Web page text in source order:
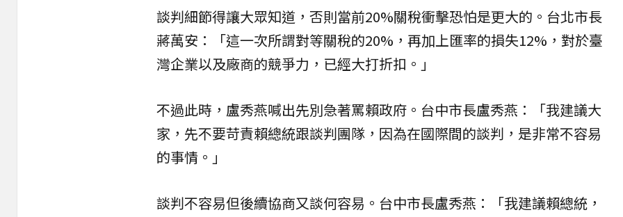
談判細節得讓大眾知道，否則當前20%關稅衝擊恐怕是更大的。台北市長
蔣萬安：「這一次所謂對等關稅的20%，再加上匯率的損失12%，對於臺
灣企業以及廠商的競爭力，已經大打折扣。」
不過此時，盧秀燕喊出先別急著罵賴政府。台中市長盧秀燕：「我建議大
家，先不要苛責賴總統跟談判團隊，因為在國際間的談判，是非常不容易
的事情。」
談判不容易但後續協商又談何容易。台中市長盧秀燕：「我建議賴總統，